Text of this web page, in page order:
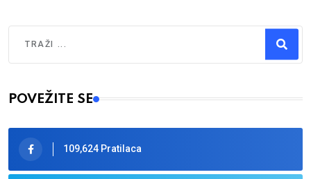
Type 2 or more characters for results.
POVEŽITE SE
109,624 Pratilaca